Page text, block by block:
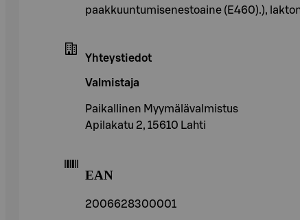
paakkuuntumisenestoaine (E460).),
Yhteystiedot
Valmistaja
Paikallinen Myymälävalmistus
Apilakatu 2, 15610 Lahti
EAN
2006628300001